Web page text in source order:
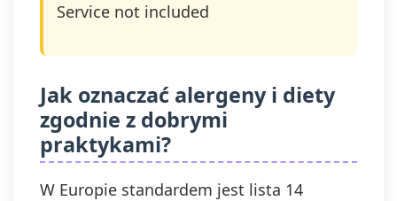
Service not included
Jak oznaczać alergeny i diety
zgodnie z dobrymi
praktykami?
W Europie standardem jest lista 14